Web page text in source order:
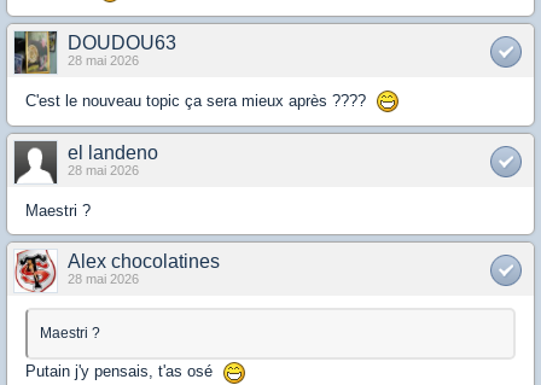
DOUDOU63
28 mai 2026
C'est le nouveau topic ça sera mieux après ????
el landeno
28 mai 2026
Maestri ?
Alex chocolatines
28 mai 2026
Maestri ?
Putain j'y pensais, t'as osé